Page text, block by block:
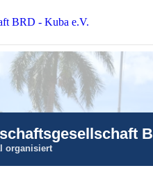
BRD - Kuba e.V.
organisiert